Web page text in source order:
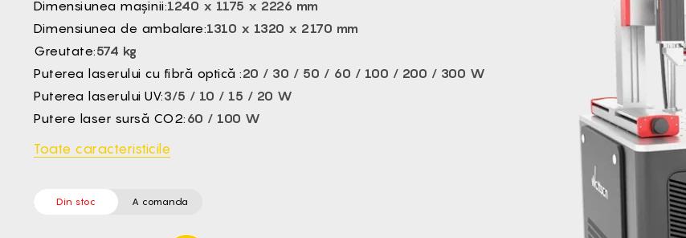
CS -
HU -
ET -
Dimensiunea mașinii:1240 x 1175 x 2226 mm
Dimensiunea de ambalare:1310 x 1320 x 2170 mm
Greutate:574 kg
Puterea laserului cu fibră optică :20 / 30 / 50 / 60 / 100 / 200 / 300 W
Puterea laserului UV:3/5 / 10 / 15 / 20 W
Putere laser sursă CO2: 60 / 100 W
Toate caracteristicile
Din stoc A comanda